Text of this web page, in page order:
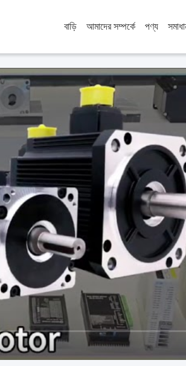
বাড়ি আমাদের সম্পর্কে পণ্য